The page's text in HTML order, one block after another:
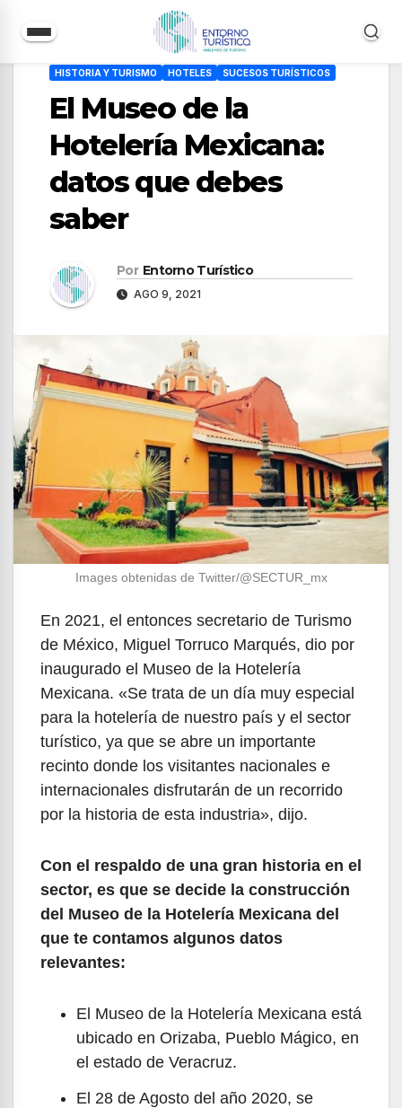
contenido
HISTORIA Y TURISMO HOTELES SUCESOS TURÍSTICOS
El Museo de la
Hotelería Mexicana:
datos que debes
saber
Por Entorno Turístico
AGO 9, 2021
Images obtenidas de Twitter/@SECTUR_mx
En 2021, el entonces secretario de Turismo
de México, Miguel Torruco Marqués, dio por
inaugurado el Museo de la Hotelería
Mexicana. «Se trata de un día muy especial
para la hotelería de nuestro país y el sector
turístico, ya que se abre un importante
recinto donde los visitantes nacionales e
internacionales disfrutarán de un recorrido
por la historia de esta industria», dijo.
Con el respaldo de una gran historia en el
sector, es que se decide la construcción
del Museo de la Hotelería Mexicana del
que te contamos algunos datos
relevantes:
El Museo de la Hotelería Mexicana está
ubicado en Orizaba, Pueblo Mágico, en
el estado de Veracruz.
El 28 de Agosto del año 2020, se